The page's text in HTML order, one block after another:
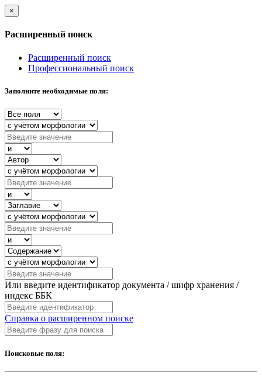
×
Расширенный поиск
Расширенный поиск
Профессиональный поиск
Заполните необходимые поля:
Или введите идентификатор документа / шифр хранения /
индекс ББК
Справка о расширенном поиске
Поисковые поля: